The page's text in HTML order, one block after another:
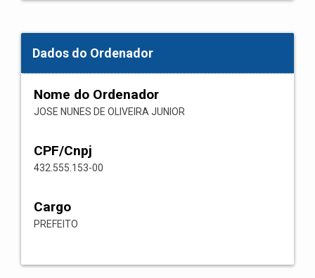
Dados do Ordenador
Nome do Ordenador
JOSE NUNES DE OLIVEIRA JUNIOR
CPF/Cnpj
432.555.153-00
Cargo
PREFEITO